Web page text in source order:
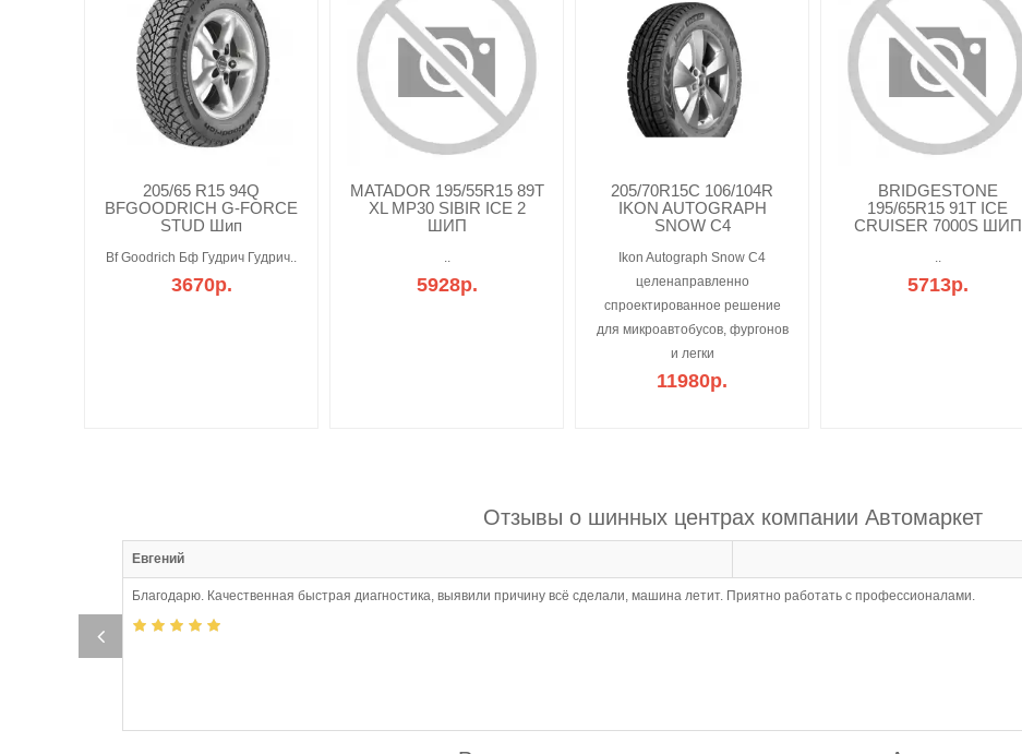
205/65 R15 94Q
BFGOODRICH G-FORCE
STUD Шип
Bf Goodrich Бф Гудрич Гудрич..
3670р.
MATADOR 195/55R15 89T
XL MP30 SIBIR ICE 2
ШИП
..
5928р.
205/70R15C 106/104R
IKON AUTOGRAPH
SNOW C4
Ikon Autograph Snow C4
целенаправленно
спроектированное решение
для микроавтобусов, фургонов
и легки
11980р.
BRIDGESTONE
195/65R15 91T ICE
CRUISER 7000S ШИП
..
5713р.
Отзывы о шинных центрах компании Автомаркет
Евгений
Благодарю. Качественная быстрая диагностика, выявили причину всё сделали, машина летит. Приятно работать с профессионалами.